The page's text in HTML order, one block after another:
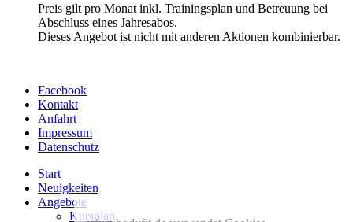
Preis gilt pro Monat inkl. Trainingsplan und Betreuung bei
Abschluss eines Jahresabos.
Dieses Angebot ist nicht mit anderen Aktionen kombinierbar.
Facebook
Kontakt
Anfahrt
Impressum
Datenschutz
Start
Neuigkeiten
Angebote
Kursplan